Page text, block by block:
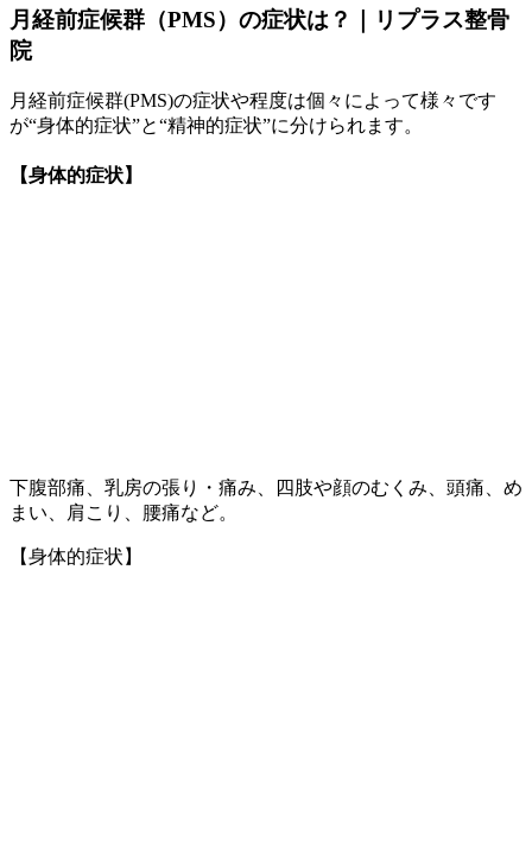
月経前症候群（PMS）の症状は？｜リプラス整骨
院
月経前症候群(PMS)の症状や程度は個々によって様々です
が“身体的症状”と“精神的症状”に分けられます。
【身体的症状】
下腹部痛、乳房の張り・痛み、四肢や顔のむくみ、頭痛、め
まい、肩こり、腰痛など。
【身体的症状】